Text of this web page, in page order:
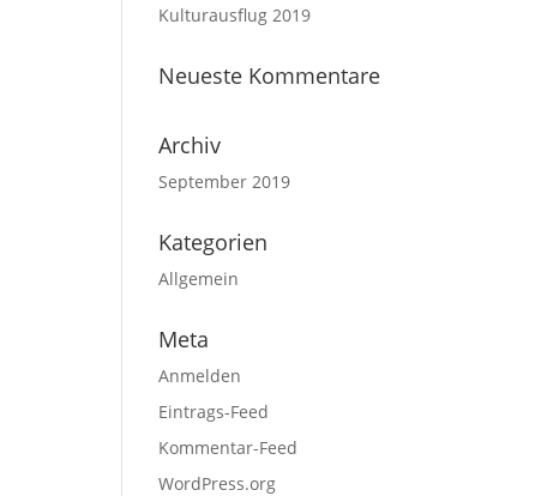
Kulturausflug 2019
Neueste Kommentare
Archiv
September 2019
Kategorien
Allgemein
Meta
Anmelden
Eintrags-Feed
Kommentar-Feed
WordPress.org